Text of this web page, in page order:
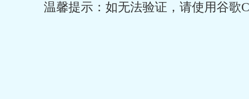
温馨提示：如无法验证，请使用谷歌